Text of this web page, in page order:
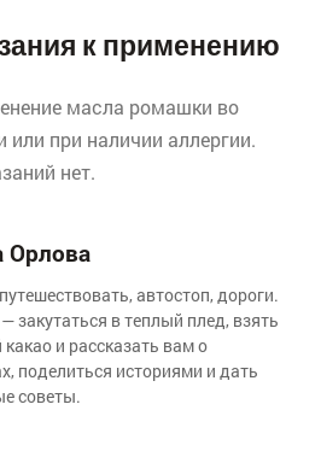
к применению
масла ромашки во
или при наличии аллергии.
нет.
Орлова
автостоп, дороги.
закутаться в теплый плед, взять
какао и рассказать вам о
поделиться историями и дать
советы.